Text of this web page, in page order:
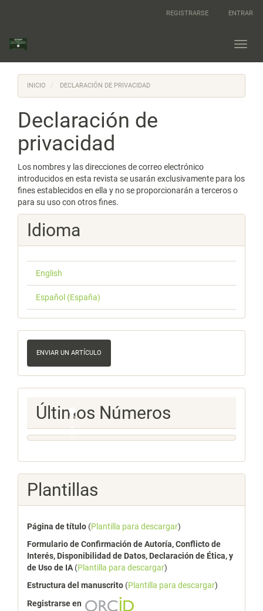
principal
Barra
lateral
REGISTRARSE ENTRAR
INICIO DECLARACIÓN DE PRIVACIDAD
Declaración de
privacidad
Los nombres y las direcciones de correo electrónico
introducidos en esta revista se usarán exclusivamente para los
fines establecidos en ella y no se proporcionarán a terceros o
para su uso con otros fines.
Idioma
English
Español (España)
Enviar
un
artículo
ENVIAR UN ARTÍCULO
Ultimos
Numeros
Últimos Números
Plantillas
Página de título (Plantilla para descargar)
Formulario de Confirmación de Autoría, Conflicto de
Interés, Disponibilidad de Datos, Declaración de Ética, y
de Uso de IA (Plantilla para descargar)
Estructura del manuscrito (Plantilla para descargar)
Registrarse en